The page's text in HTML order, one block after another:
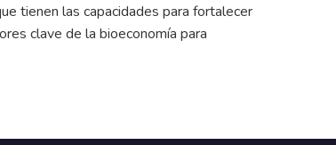
tienen las capacidades para fortalecer
clave de la bioeconomía para